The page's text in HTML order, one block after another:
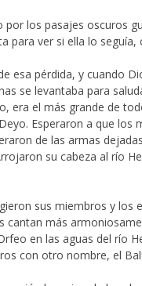
por los pasajes oscuros
para ver si ella lo
esa pérdida, y cuando
se levantaba para
era el más grande de
Esperaron a que
de las armas
su cabeza al río
sus miembros y los
cantan más
en las aguas del río
con otro nombre, el